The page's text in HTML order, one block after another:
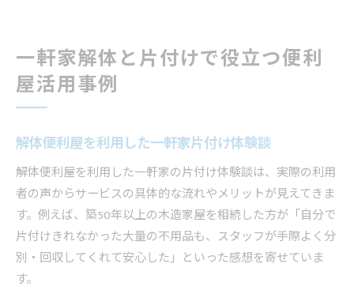
一軒家解体と片付けで役立つ便利
屋活用事例
解体便利屋を利用した一軒家片付け体験談
解体便利屋を利用した一軒家の片付け体験談は、実際の利用
者の声からサービスの具体的な流れやメリットが見えてきま
す。例えば、築50年以上の木造家屋を相続した方が「自分で
片付けきれなかった大量の不用品も、スタッフが手際よく分
別・回収してくれて安心した」といった感想を寄せていま
す。